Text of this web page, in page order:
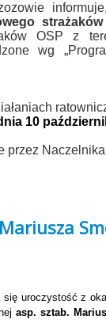
OSP z
wg
10
przez
się uroczystość z
asp. sztab.